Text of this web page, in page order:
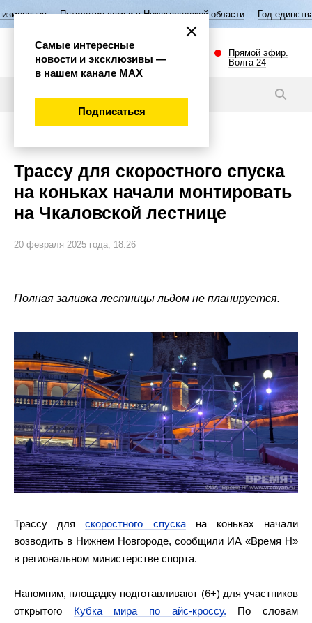
семьи в Нижегородской области Год единства народов
Прямой эфир.
Волга 24
Трассу для скоростного спуска
на коньках начали монтировать
на Чкаловской лестнице
20 февраля 2025 года, 18:26
Полная заливка лестницы льдом не планируется.
Трассу дляскоростного спускана коньках начали
возводить в Нижнем Новгороде, сообщили ИА «Время Н»
в региональном министерстве спорта.
Напомним, площадку подготавливают (6+) для участников
открытого Кубка мира по айс-кроссу. По словам
Самые интересные
новости и эксклюзивы —
в нашем канале МАХ
Подписаться